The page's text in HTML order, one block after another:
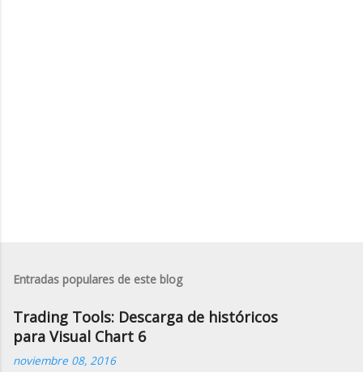
Entradas populares de este blog
Trading Tools: Descarga de históricos
para Visual Chart 6
noviembre 08, 2016